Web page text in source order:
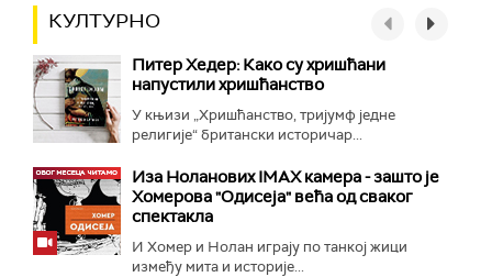
КУЛТУРНО
Питер Хедер: Како су хришћани
напустили хришћанство
У књизи „Хришћанство, тријумф једне
религије“ британски историчар...
Иза Ноланових IMAX камера - зашто је
Хомерова "Одисеја" већа од сваког
спектакла
И Хомер и Нолан играју по танкој жици
између мита и историје...